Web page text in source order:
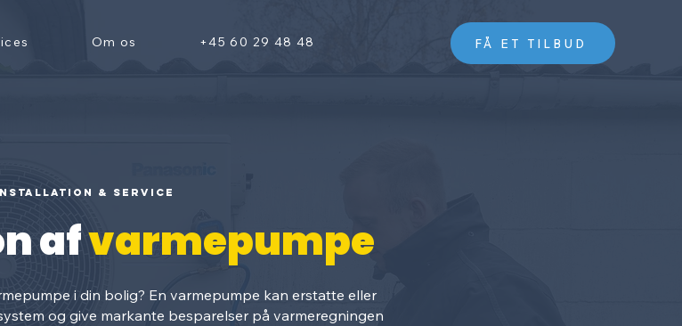
Om os +45 60 29 48 48 FÅ ET TILBUD
& service
afvarmepumpe
i din bolig? En varmepumpe kan erstatte eller
og give markante besparelser på varmeregningen